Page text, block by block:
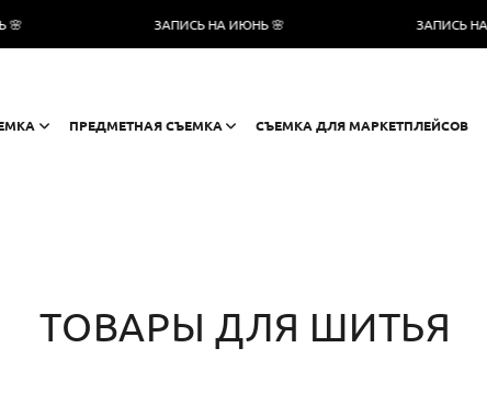
ПРЕДМЕТНАЯ СЪЕМКА СЪЕМКА ДЛЯ МАРКЕТПЛЕЙСОВ
ТОВАРЫ ДЛЯ ШИТЬЯ
ЗАПИСЬ НА ИЮНЬ 🌸 ЗАПИСЬ НА ИЮНЬ 🌸